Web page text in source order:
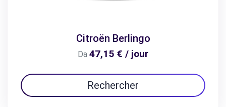
Citroën Berlingo
Da 47,15 € / jour
Rechercher